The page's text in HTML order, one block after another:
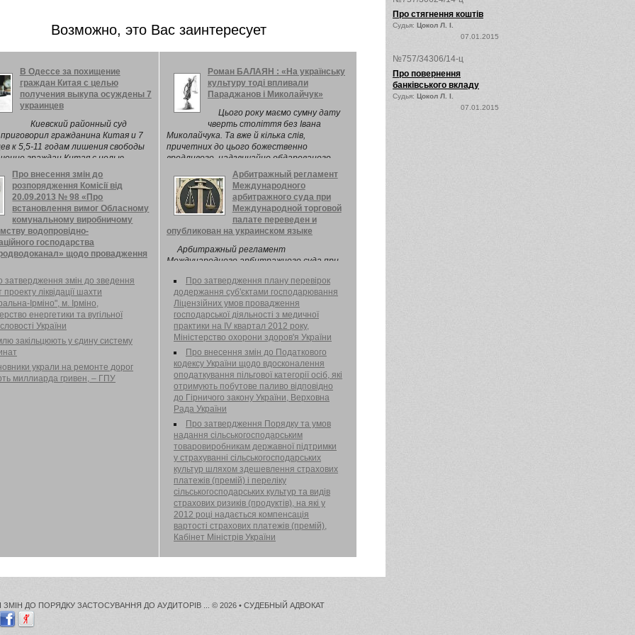
Про стягнення коштів
Судья: Цокол Л. І.
07.01.2015
№757/34306/14-ц
Про повернення
банківського вкладу
Судья: Цокол Л. І.
07.01.2015
Возможно, это Вас заинтересует
В Одессе за похищение
граждан Китая с целью
получения выкупа осуждены 7
украинцев
Киевский районный суд
гражданина Китая и 7
к 5,5-11 годам лишения свободы
граждан Китая с целью
выкупа в городе Одессе. Об этом
в ...
Про внесення змін до
розпорядження Комісії від
20.09.2013 № 98 «Про
встановлення вимог Обласному
комунальному виробничому
водопровідно-
господарства
щодо провадження
що здійснює державне
у сфері комунальних послуг
змін до розпорядження
від 20.09.2013 № 98 «Про
вимог Обласному
виробничому підприємству
каналізаційного
«Миргородводоканал» щодо
інших, крім ліцензованих, видів
затвердження змін до зведення
проекту ліквідації шахти
Ірміно", м. Ірміно,
енергетики та вугільної
України
закільцюють у єдину систему
украли на ремонте дорог
миллиарда гривен, – ГПУ
Роман БАЛАЯН : «На українську
культуру тоді впливали
Параджанов і Миколайчук»
Цього року маємо сумну дату
чверть століття без Івана
Миколайчука. Та вже й кілька слів,
причетних до цього божественно
вродливого, надзвичайно обдарованого
совісного українця, Тіні забутих ...
Арбитражный регламент
Международного
арбитражного суда при
Международной торговой
палате переведен и
опубликован на украинском языке
Арбитражный регламент
Международного арбитражного суда при
переведен на украинский язык и
опубликован на официальном сайте ICC.
Про затвердження плану перевірок
додержання суб'єктами господарювання
Ліцензійних умов провадження
господарської діяльності з медичної
практики на IV квартал 2012 року,
Міністерство охорони здоров'я України
Про внесення змін до Податкового
кодексу України щодо вдосконалення
оподаткування пільгової категорії осіб, які
отримують побутове паливо відповідно
до Гірничого закону України, Верховна
Рада України
Про затвердження Порядку та умов
надання сільськогосподарським
товаровиробникам державної підтримки
у страхуванні сільськогосподарських
культур шляхом здешевлення страхових
платежів (премій) і переліку
сільськогосподарських культур та видів
страхових ризиків (продуктів), на які у
2012 році надається компенсація
вартості страхових платежів (премій),
Кабінет Міністрів України
ДО ПОРЯДКУ ЗАСТОСУВАННЯ ДО АУДИТОРІВ ... © 2026 • СУДЕБНЫЙ АДВОКАТ